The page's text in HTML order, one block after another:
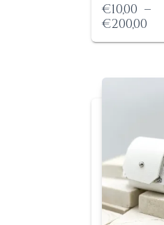
€10,00 –
€200,00
de
à